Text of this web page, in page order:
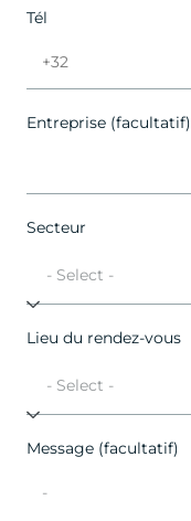
Tél
Entreprise (facultatif)
Secteur
Lieu du rendez-vous
Message (facultatif)